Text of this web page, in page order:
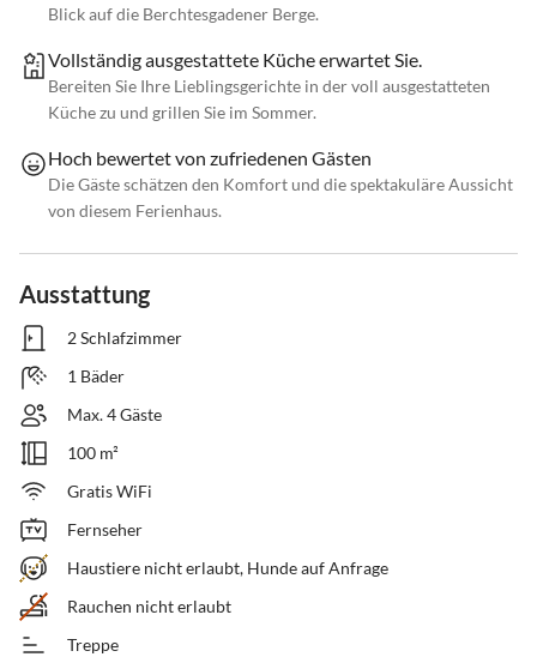
Blick auf die Berchtesgadener Berge.
Vollständig ausgestattete Küche erwartet Sie.
Bereiten Sie Ihre Lieblingsgerichte in der voll ausgestatteten
Küche zu und grillen Sie im Sommer.
Hoch bewertet von zufriedenen Gästen
Die Gäste schätzen den Komfort und die spektakuläre Aussicht
von diesem Ferienhaus.
Ausstattung
2 Schlafzimmer
1 Bäder
Max. 4 Gäste
100 m²
Gratis WiFi
Fernseher
Haustiere nicht erlaubt, Hunde auf Anfrage
Rauchen nicht erlaubt
Treppe